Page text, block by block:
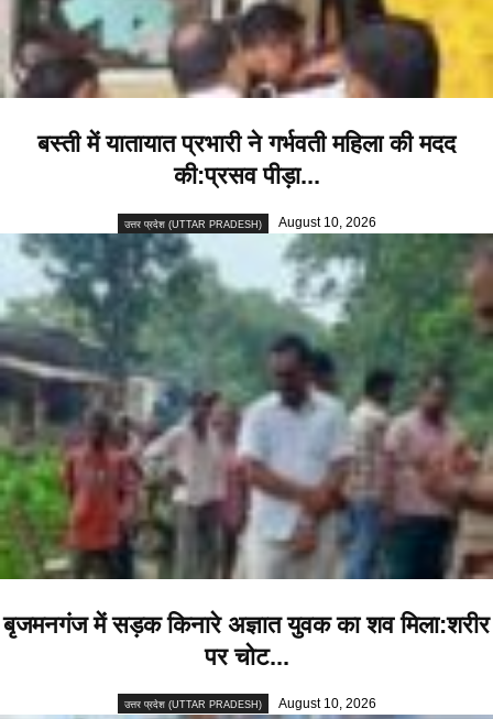
बस्ती में यातायात प्रभारी ने गर्भवती महिला की मदद
की:प्रसव पीड़ा...
उत्तर प्रदेश (UTTAR PRADESH) August 10, 2026
बृजमनगंज में सड़क किनारे अज्ञात युवक का शव मिला:शरीर
पर चोट...
उत्तर प्रदेश (UTTAR PRADESH) August 10, 2026